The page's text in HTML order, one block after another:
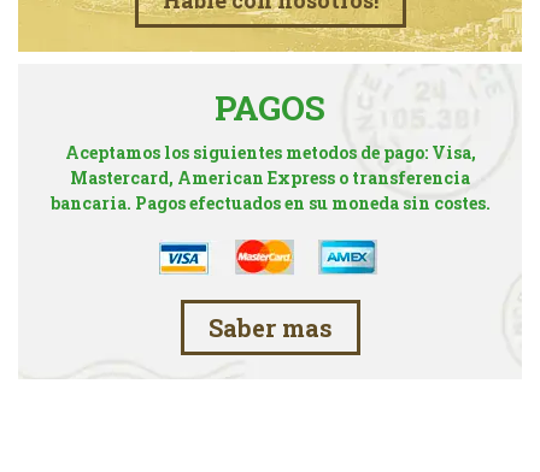
PAGOS
Aceptamos los siguientes metodos de pago: Visa,
Mastercard, American Express o transferencia
bancaria. Pagos efectuados en su moneda sin costes.
Saber mas